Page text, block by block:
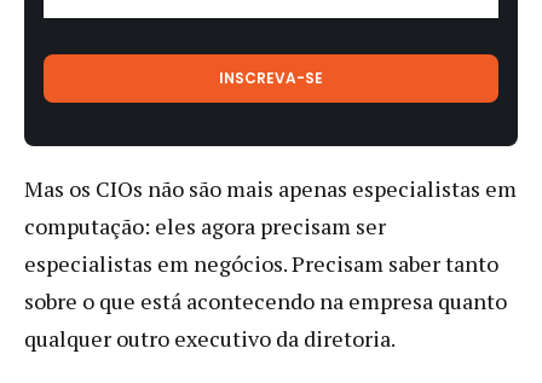
Mas os CIOs não são mais apenas especialistas em
computação: eles agora precisam ser
especialistas em negócios. Precisam saber tanto
sobre o que está acontecendo na empresa quanto
qualquer outro executivo da diretoria.